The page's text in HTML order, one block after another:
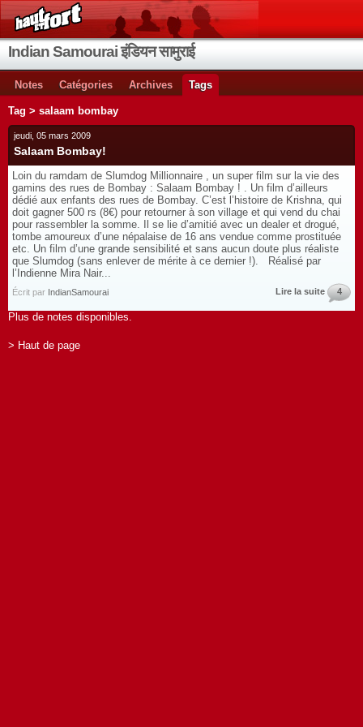
Indian Samourai इंडियन सामुराई
Notes Catégories Archives Tags
Tag > salaam bombay
jeudi, 05 mars 2009
Salaam Bombay!
Loin du ramdam de Slumdog Millionnaire , un super film sur la vie des
gamins des rues de Bombay : Salaam Bombay ! . Un film d’ailleurs
dédié aux enfants des rues de Bombay. C’est l’histoire de Krishna, qui
doit gagner 500 rs (8€) pour retourner à son village et qui vend du chai
pour rassembler la somme. Il se lie d’amitié avec un dealer et drogué,
tombe amoureux d’une népalaise de 16 ans vendue comme prostituée
etc. Un film d’une grande sensibilité et sans aucun doute plus réaliste
que Slumdog (sans enlever de mérite à ce dernier !). Réalisé par
l’Indienne Mira Nair...
Écrit par IndianSamourai Lire la suite 4
Plus de notes disponibles.
> Haut de page